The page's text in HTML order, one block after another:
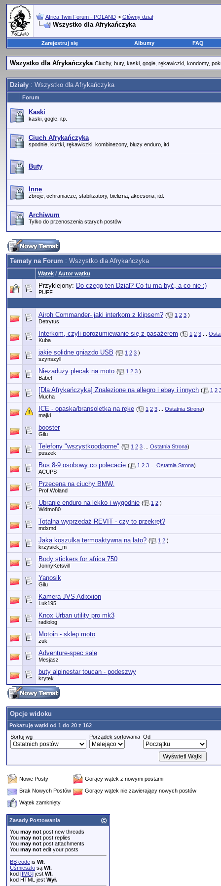
Africa Twin Forum - POLAND > Główny dział
Wszystko dla Afrykańczyka
Zarejestruj się Albumy FAQ
Wszystko dla Afrykańczyka Ciuchy, buty, kaski, gogle, rękawiczki, kondomy,
Działy : Wszystko dla Afrykańczyka
Forum
Kaski
kaski, gogle, itp.
Ciuch Afrykańczyka
spodnie, kurtki, rękawiczki, kombinezony, bluzy enduro, itd.
Buty
Inne
zbroje, ochraniacze, stabilizatory, bielizna, akcesoria, itd.
Archiwum
Tylko do przenoszenia starych postów
Tematy na Forum : Wszystko dla Afrykańczyka
Wątek / Autor wątku
Przyklejony: Do czego ten Dział? Co tu ma być, a co nie :)
PUFF
Airoh Commander- jaki interkom z klipsem? ( 1 2 3 )
Detrytus
Interkom, czyli porozumiewanie się z pasażerem ( 1 2 3
Kuba
jakie solidne gniazdo USB ( 1 2 3 )
szynszyll
Niezaduży plecak na moto ( 1 2 3 )
Babel
[Dla Afrykańczyka] Znalezione na allegro i ebay i innych ( 1 2
Mucha
ICE - opaska/bransoletka na ręke ( 1 2 3 Ostatnia Strona)
majki
booster
Gilu
Telefony "wszystkoodporne" ( 1 2 3 Ostatnia Strona)
puszek
Bus 8-9 osobowy co polecacie ( 1 2 3 Ostatnia Strona)
ACUPS
Przecena na ciuchy BMW.
Prof.Woland
Ubranie enduro na lekko i wygodnie ( 1 2 )
Widmo80
Totalna wyprzedaż REVIT - czy to przekręt?
mdxmd
Jaka koszulka termoaktywna na lato? ( 1 2 )
krzysiek_m
Body stickers for africa 750
JonnyKetsvill
Yanosik
Gilu
Kamera JVS Adixxion
Luk195
Knox Urban utility pro mk3
radiolog
Motoin - sklep moto
żuk
Adventure-spec sale
Mesjasz
buty alpinestar toucan - podeszwy
krytek
Opcje widoku
Pokazuję wątki od 1 do 20 z 162
Sortuj wg
Porządek sortowania Od
Nowe Posty
Gorący wątek z nowymi postami
Brak Nowych Postów
Gorący wątek nie zawierający nowych postów
Wątek zamknięty
Zasady Postowania
You may not post new threads
You may not post replies
You may not post attachments
You may not edit your posts
BB code is Wł.
Uśmieszki są Wł.
kod [IMG] jest Wł.
kod HTML jest Wył.